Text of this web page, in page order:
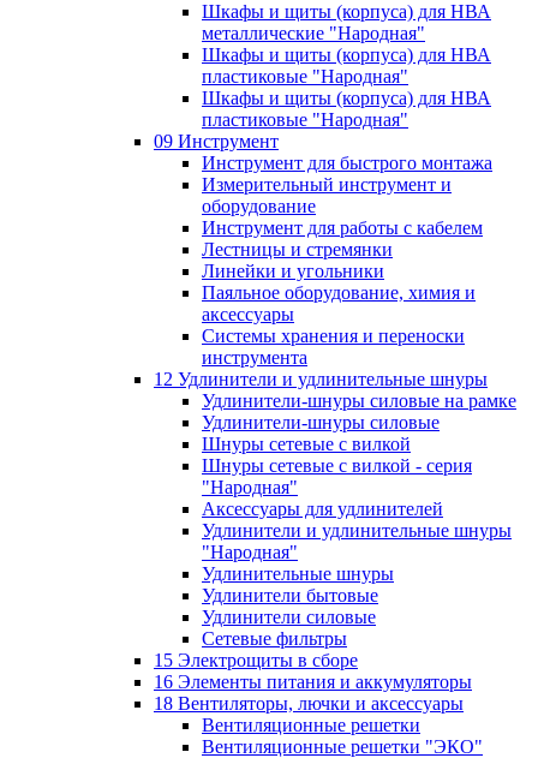
Шкафы и щиты (корпуса) для НВА
металлические "Народная"
Шкафы и щиты (корпуса) для НВА
пластиковые "Народная"
Шкафы и щиты (корпуса) для НВА
пластиковые "Народная"
09 Инструмент
Инструмент для быстрого монтажа
Измерительный инструмент и
оборудование
Инструмент для работы с кабелем
Лестницы и стремянки
Линейки и угольники
Паяльное оборудование, химия и
аксессуары
Системы хранения и переноски
инструмента
12 Удлинители и удлинительные шнуры
Удлинители-шнуры силовые на рамке
Удлинители-шнуры силовые
Шнуры сетевые с вилкой
Шнуры сетевые с вилкой - серия
"Народная"
Аксессуары для удлинителей
Удлинители и удлинительные шнуры
"Народная"
Удлинительные шнуры
Удлинители бытовые
Удлинители силовые
Сетевые фильтры
15 Электрощиты в сборе
16 Элементы питания и аккумуляторы
18 Вентиляторы, лючки и аксессуары
Вентиляционные решетки
Вентиляционные решетки "ЭКО"